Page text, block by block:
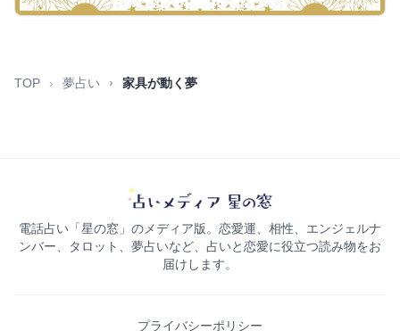
TOP 夢占い 家具が動く夢
電話占い「星の窓」のメディア版。恋愛運、相性、エンジェルナ
ンバー、タロット、夢占いなど、占いと恋愛に役立つ読み物をお
届けします。
プライバシーポリシー